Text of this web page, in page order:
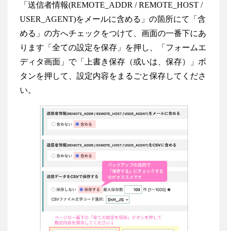
「送信者情報(REMOTE_ADDR / REMOTE_HOST /
USER_AGENT)をメールに含める」の箇所にて「含
める」の方へチェックをつけて、画面の一番下にあ
ります「全ての設定を保存」を押し、「フォームエ
ディタ画面」で「上書き保存（或いは、保存）」ボ
タンを押して、設定内容をまるごと保存してくださ
い。